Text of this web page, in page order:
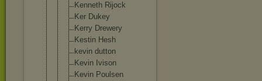
Kenneth Rijock
Ker Dukey
Kerry Drewery
Kestin Hesh
kevin dutton
Kevin Ivison
Kevin Poulsen